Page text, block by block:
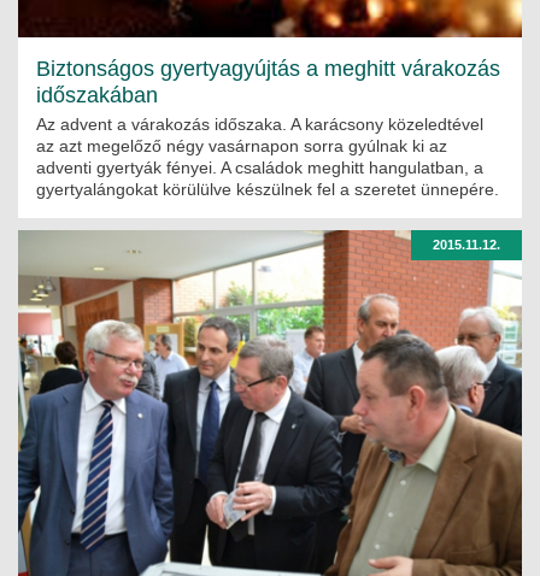
Biztonságos gyertyagyújtás a meghitt várakozás
időszakában
Az advent a várakozás időszaka. A karácsony közeledtével
az azt megelőző négy vasárnapon sorra gyúlnak ki az
adventi gyertyák fényei. A családok meghitt hangulatban, a
gyertyalángokat körülülve készülnek fel a szeretet ünnepére.
2015.11.12.